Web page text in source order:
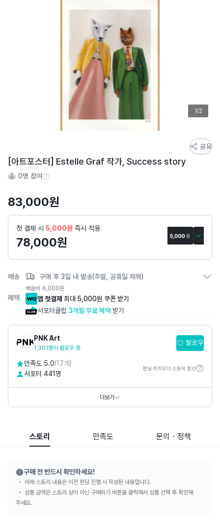
1/2
토
어
스
리
상
지
공유
[아트포스터] Estelle Graf 작가, Success story
0명 참여참여 수 정보
83,000원
첫 결제 시 5,000원 즉시 적용
78,000원
배송 구매 후 3일 내 발송(주말, 공휴일 제외)
배송비 6,000원
혜택 앱 첫결제 최대 5,000원 쿠폰 받기
서포터클럽 3개월 무료 혜택 받기
PNK Art
1,301명이 팔로우 중
팔로우
만족도 5.0(17개)
서포터 441명
펀딩·프리오더·스토어 합산
더보기
스토리 만족도 문의・정책
구매 전 반드시 확인하세요!
아래 스토리 내용은 이전 펀딩 진행 시 작성된 내용입니다.
상품 금액은 스토리 상이 아닌 구매하기 버튼을 클릭해서 상품 선택 후 확인해
주세요.